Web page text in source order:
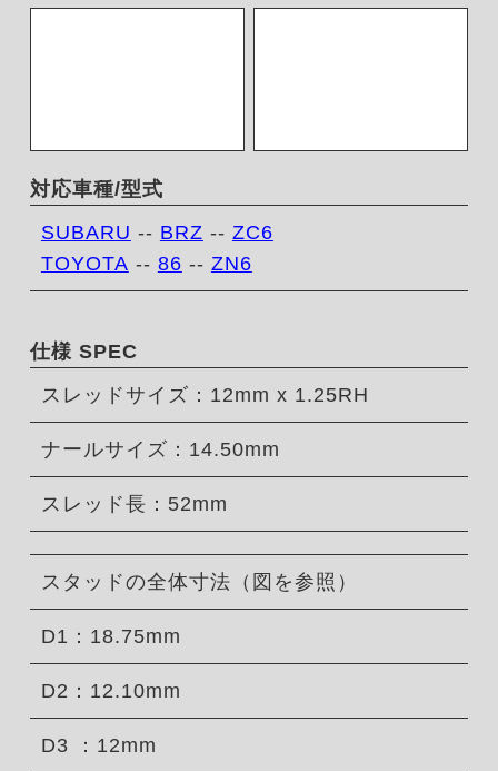
対応車種/型式
SUBARU -- BRZ -- ZC6
TOYOTA -- 86 -- ZN6
仕様 SPEC
スレッドサイズ：12mm x 1.25RH
ナールサイズ：14.50mm
スレッド長：52mm
スタッドの全体寸法（図を参照）
D1：18.75mm
D2：12.10mm
D3 ：12mm